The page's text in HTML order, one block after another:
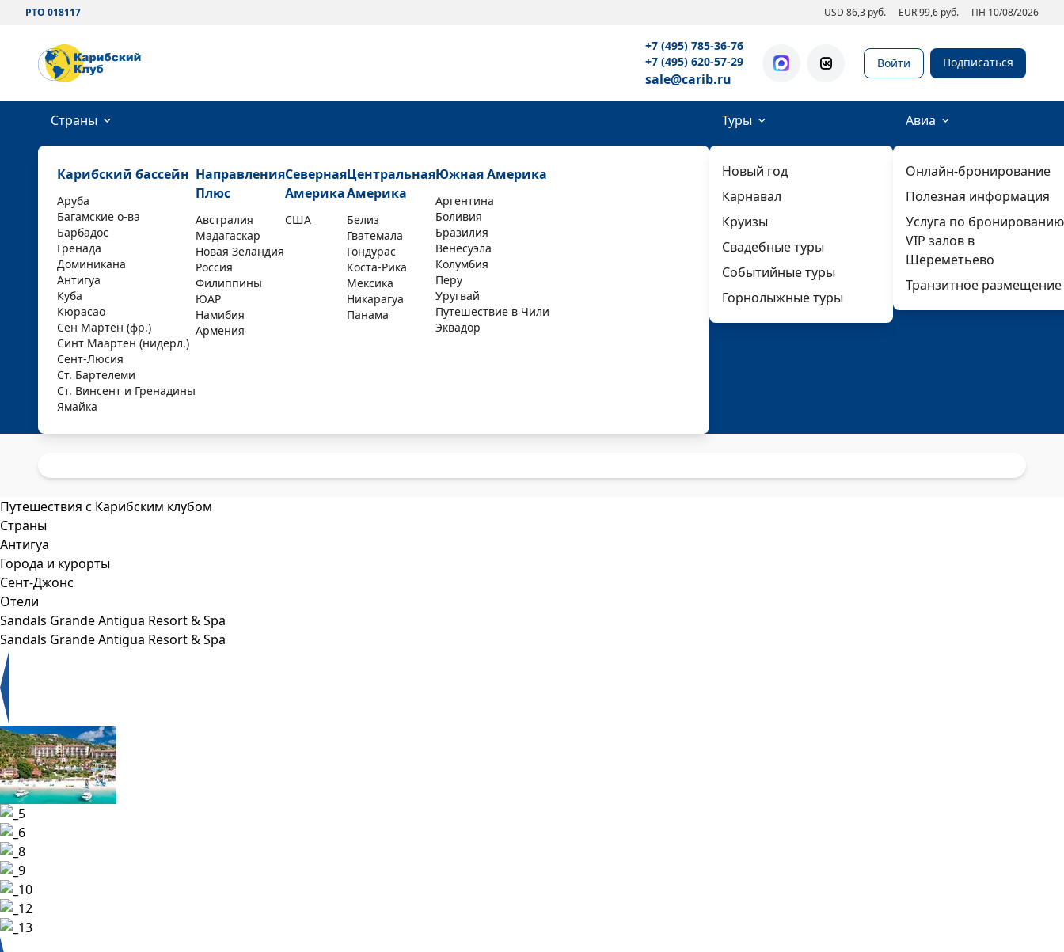
РТО 018117 USD 86,3 руб. EUR 99,6 руб. ПН 10/08/2026
+7 (495) 785-36-76
+7 (495) 620-57-29
sale@carib.ru
Войти Подписаться
Страны
Карибский бассейн
Аруба
Багамские о-ва
Барбадос
Гренада
Доминикана
Антигуа
Куба
Кюрасао
Сен Мартен (фр.)
Синт Маартен (нидерл.)
Сент-Люсия
Ст. Бартелеми
Ст. Винсент и Гренадины
Ямайка
Направления
Плюс
Австралия
Мадагаскар
Новая Зеландия
Россия
Филиппины
ЮАР
Намибия
Армения
Северная
Америка
США
Центральная
Америка
Белиз
Гватемала
Гондурас
Коста-Рика
Мексика
Никарагуа
Панама
Южная Америка
Аргентина
Боливия
Бразилия
Венесуэла
Колумбия
Перу
Уругвай
Путешествие в Чили
Эквадор
Туры
Новый год
Карнавал
Круизы
Свадебные туры
Событийные туры
Горнолыжные туры
Авиа
Онлайн-бронирование
Полезная информация
Услуга по бронированию
VIP залов в
Шереметьево
Транзитное размещение
Путешествия с Карибским клубом
Страны
Антигуа
Города и курорты
Сент-Джонс
Отели
Sandals Grande Antigua Resort & Spa
Sandals Grande Antigua Resort & Spa